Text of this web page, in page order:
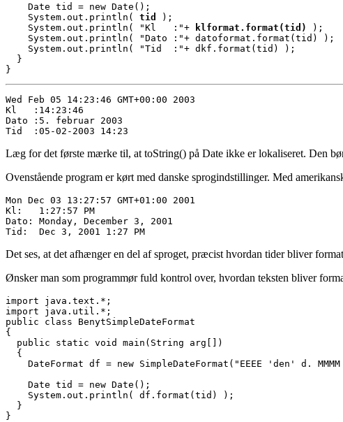
    Date tid = new Date();
    System.out.println(
tid
);
    System.out.println( "Kl   :"+
klformat.format(tid)
);
    System.out.println( "Dato :"+ datoformat.format(tid) );
    System.out.println( "Tid  :"+ dkf.format(tid) );
  }
}
Kl   :14:23:46
Dato :5. februar 2003
Tid  :05-02-2003 14:23
Læg for det første mærke til, at toString() på Date ikke er lokaliseret. Den
Ovenstående program er kørt med danske sprogindstillinger. Med
Mon Dec 03 13:27:57 GMT+01:00 2001
Kl:   1:27:57 PM
Dato: Monday, December 3, 2001
Tid:  Dec 3, 2001 1:27 PM
Det ses, at det afhænger en del af sproget, præcist hvordan tider bliver
Ønsker man som programmør fuld kontrol over, hvordan teksten bliver
import java.util.*;
public class BenytSimpleDateFormat
{
  public static void main(String arg[])
  {
DateFormat df = new SimpleDateFormat("EEEE 'den' d. MMMM
    Date tid = new Date();
    System.out.println( df.format(tid) );
  }
}